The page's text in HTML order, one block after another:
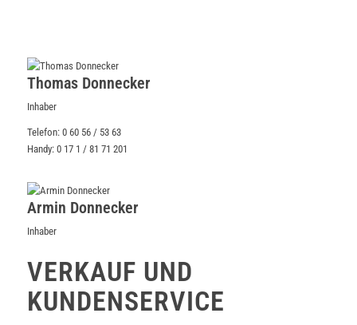
Thomas Donnecker
Inhaber
Telefon: 0 60 56 / 53 63
Handy: 0 17 1 / 81 71 201
Armin Donnecker
Inhaber
VERKAUF UND
KUNDENSERVICE